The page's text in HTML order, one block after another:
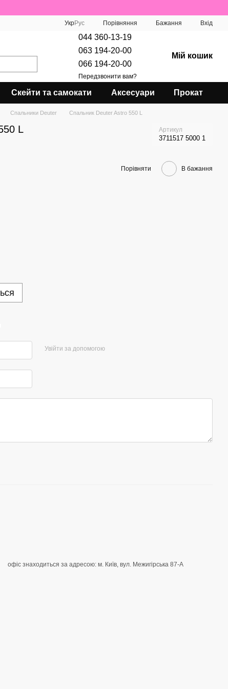
УкрРус Порівняння Бажання Вхід
044 360-13-19
063 194-20-00
066 194-20-00
Передзвонити вам?
Мій кошик
Скейти та самокати Аксесуари Прокат
Спальники Deuter Спальник Deuter Astro 550 L
L Артикул
3711517 5000 1
Порівняти В бажання
Увійти за допомогою
офіс знаходиться за адресою: м. Київ, вул. Межигірська 87-А